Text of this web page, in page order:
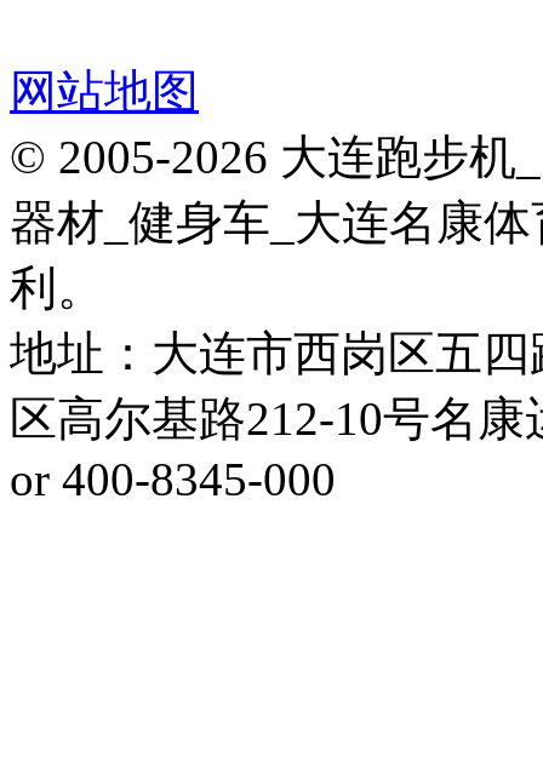
网站地图
© 2005-2026 大连跑步机
器材_健身车_大连名康
利。
地址：大连市西岗区五
区高尔基路212-10号名康
or 400-8345-000